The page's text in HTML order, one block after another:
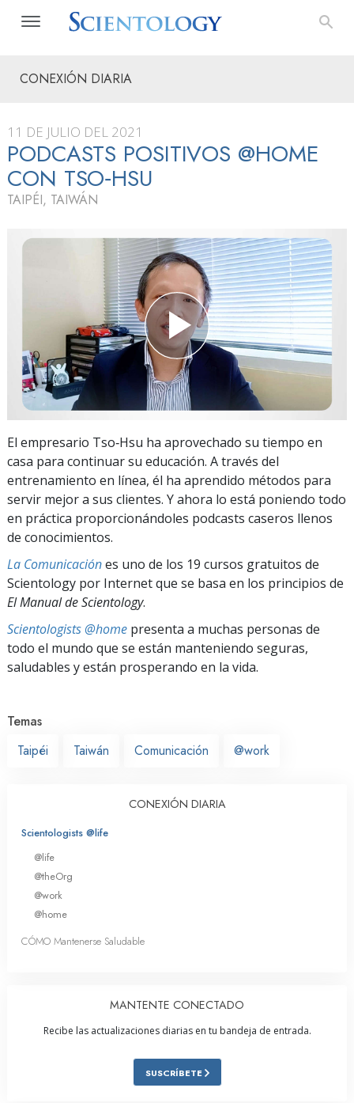
CONEXIÓN DIARIA
11 DE JULIO DEL 2021
PODCASTS POSITIVOS @HOME
CON TSO‑HSU
TAIPÉI, TAIWÁN
El empresario Tso‑Hsu ha aprovechado su tiempo en
casa para continuar su educación. A través del
entrenamiento en línea, él ha aprendido métodos para
servir mejor a sus clientes. Y ahora lo está poniendo todo
en práctica proporcionándoles podcasts caseros llenos
de conocimientos.
La Comunicaciónes uno de los 19 cursos gratuitos de
Scientology por Internet que se basa en los principios de
El Manual de Scientology.
Scientologists @home presenta a muchas personas de
todo el mundo que se están manteniendo seguras,
saludables y están prosperando en la vida.
Temas
Taipéi
Taiwán Comunicación @work
CONEXIÓN DIARIA
Scientologists @life
@life
@theOrg
@work
@home
CÓMO Mantenerse Saludable
MANTENTE CONECTADO
Recibe las actualizaciones diarias en tu bandeja de entrada.
SUSCRÍBETE